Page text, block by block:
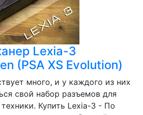
Lexia-3
(PSA XS Evolution)
много, и у каждого из них
свой набор разъемов для
Купить Lexia-3 - По